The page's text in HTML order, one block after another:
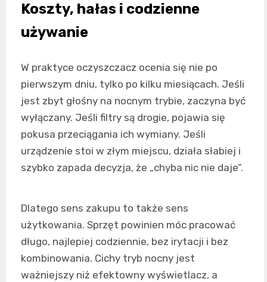
Koszty, hałas i codzienne
używanie
W praktyce oczyszczacz ocenia się nie po
pierwszym dniu, tylko po kilku miesiącach. Jeśli
jest zbyt głośny na nocnym trybie, zaczyna być
wyłączany. Jeśli filtry są drogie, pojawia się
pokusa przeciągania ich wymiany. Jeśli
urządzenie stoi w złym miejscu, działa słabiej i
szybko zapada decyzja, że „chyba nic nie daje”.
Dlatego sens zakupu to także sens
użytkowania. Sprzęt powinien móc pracować
długo, najlepiej codziennie, bez irytacji i bez
kombinowania. Cichy tryb nocny jest
ważniejszy niż efektowny wyświetlacz, a